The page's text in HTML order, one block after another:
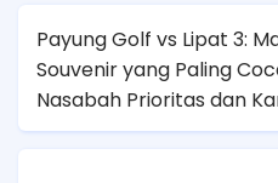
Payung Golf vs Lipat 3:
Souvenir yang Paling
Nasabah Prioritas dan
Lapangan?